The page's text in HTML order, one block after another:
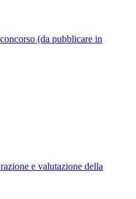
(da pubblicare in
e valutazione della